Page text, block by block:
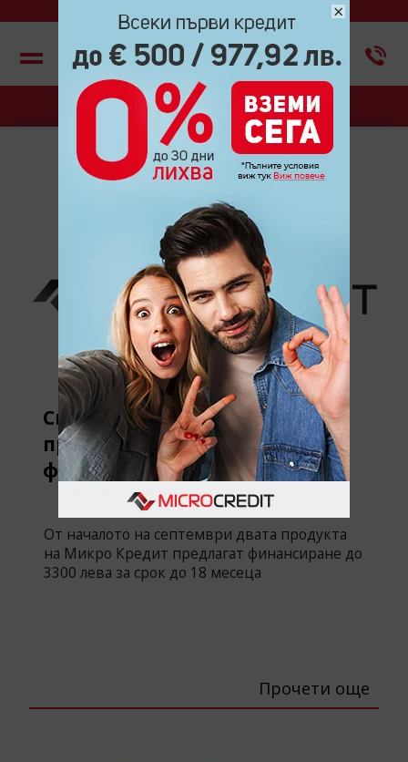
Меню
×
НОВИНИ
CrediGo и CrediTrade вече
предлагат по-голямо
финансиране
От началото на септември двата продукта
на Микро Кредит предлагат финансиране до
3300 лева за срок до 18 месеца
Прочети още